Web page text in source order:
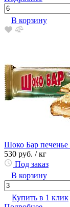
В корзину
Шоко Бар печенье
530 руб. / кг
Под заказ
В корзину
Купить в 1 клик